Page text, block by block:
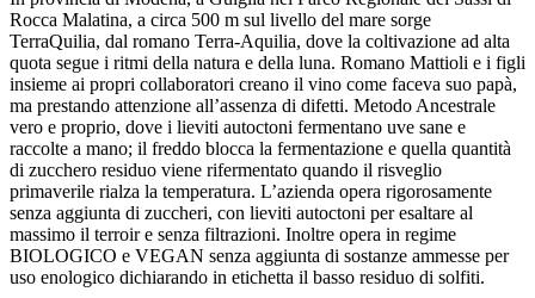
Rocca Malatina, a circa 500 m sul livello del mare sorge
TerraQuilia, dal romano Terra-Aquilia, dove la coltivazione ad alta
quota segue i ritmi della natura e della luna. Romano Mattioli e i figli
insieme ai propri collaboratori creano il vino come faceva suo papà,
ma prestando attenzione all’assenza di difetti. Metodo Ancestrale
vero e proprio, dove i lieviti autoctoni fermentano uve sane e
raccolte a mano; il freddo blocca la fermentazione e quella quantità
di zucchero residuo viene rifermentato quando il risveglio
primaverile rialza la temperatura. L’azienda opera rigorosamente
senza aggiunta di zuccheri, con lieviti autoctoni per esaltare al
massimo il terroir e senza filtrazioni. Inoltre opera in regime
BIOLOGICO e VEGAN senza aggiunta di sostanze ammesse per
uso enologico dichiarando in etichetta il basso residuo di solfiti.